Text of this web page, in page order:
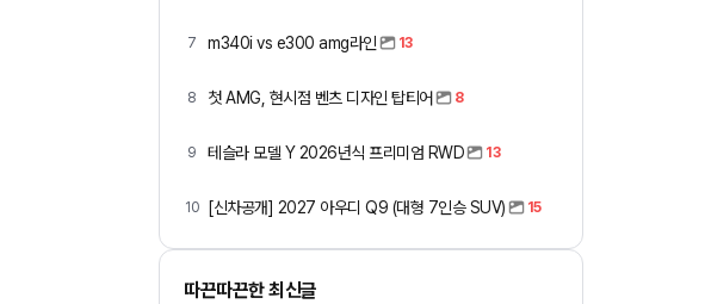
7 m340i vs e300 amg라인 13
8 첫 AMG, 현시점 벤츠 디자인 탑티어 8
9 테슬라 모델 Y 2026년식 프리미엄 RWD 13
10 [신차공개] 2027 아우디 Q9 (대형 7인승 SUV) 15
따끈따끈한 최신글